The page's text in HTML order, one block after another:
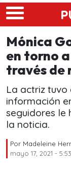
Skip to main
Mónica
en torno
través de
La actriz
información
seguidores le
la noticia.
Por Madeleine
mayo 17, 2021 -